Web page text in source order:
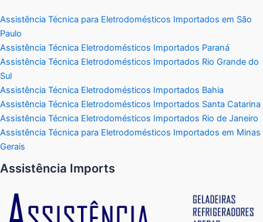
Assistência Técnica para Eletrodomésticos Importados em São
Paulo
Assistência Técnica Eletrodomésticos Importados Paraná
Assistência Técnica Eletrodomésticos Importados Rio Grande do
Sul
Assistência Técnica Eletrodomésticos Importados Bahia
Assistência Técnica Eletrodomésticos Importados Santa Catarina
Assistência Técnica Eletrodomésticos Importados Rio de Janeiro
Assistência Técnica para Eletrodomésticos Importados em Minas
Gerais
Assistência Imports